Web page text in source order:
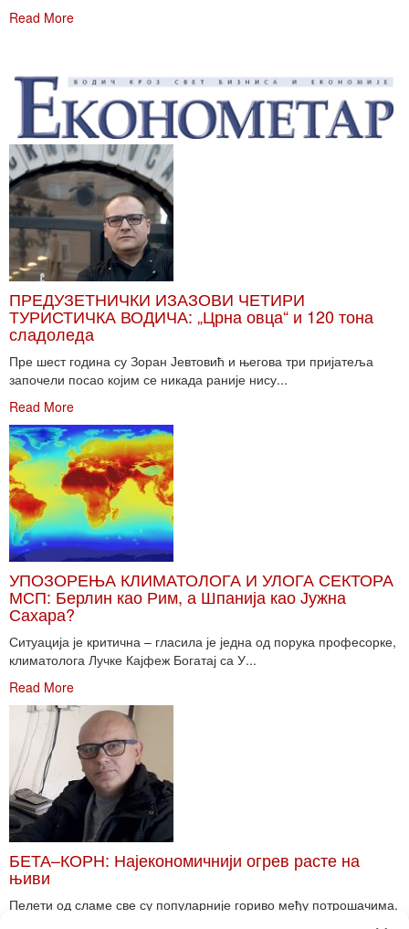
Read More
ПРЕДУЗЕТНИЧКИ ИЗАЗОВИ ЧЕТИРИ
ТУРИСТИЧКА ВОДИЧА: „Црна овца“ и 120 тона
сладоледа
Пре шест година су Зоран Јевтовић и његова три пријатеља
започели посао којим се никада раније нису...
Read More
УПОЗОРЕЊА КЛИМАТОЛОГА И УЛОГА СЕКТОРА
МСП: Берлин као Рим, а Шпанија као Јужна
Сахара?
Ситуација је критична – гласила је једна од порука професорке,
климатолога Лучке Кајфеж Богатај са У...
Read More
БЕТА–КОРН: Најекономичнији огрев расте на
њиви
Пелети од сламе све су популарније гориво међу потрошачима.